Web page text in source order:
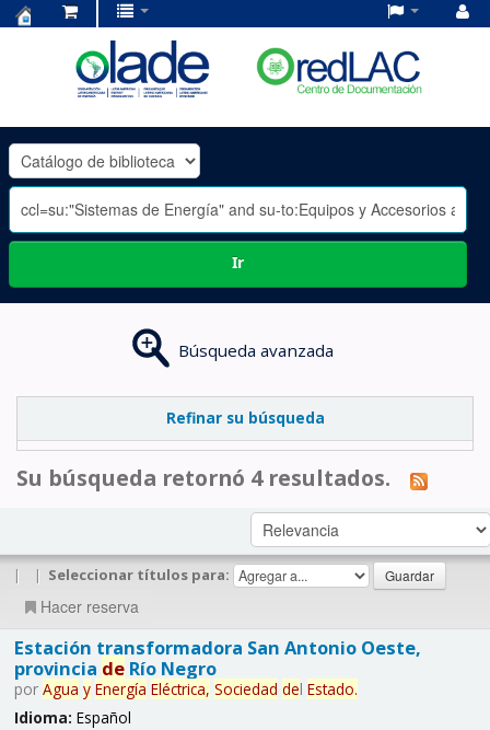
OLADE
-
Ir
Búsqueda avanzada
Refinar su búsqueda
Su búsqueda retornó 4 resultados.
| | Seleccionar títulos para:
Hacer reserva
Estación transformadora San Antonio Oeste,
provincia deRío Negro
por Agua y Energía Eléctrica, Sociedad del Estado.
Idioma: Español